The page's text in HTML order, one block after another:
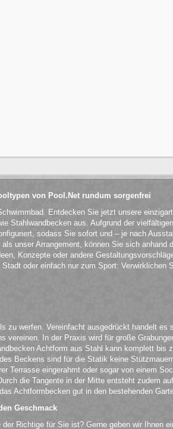
von Pool.Net rundum sorgenfrei
Entdecken Sie jetzt unsere
Stahlwandbecken aus. Aufgrund der
sodass Sie sofort und – je nach
unser Arrangement, können Sie sich
Konzepte oder andere
oder einfach nur zum Sport:
zu werfen. Vereinfacht ausgedrückt handelt
vereinen. In der Praxis wird für große
Achtform aus Stahl kann komplett
Beckens sind für die Statik keine
Terrasse eingerahmt oder sogar von einem
die Tangente in der Mitte entsteht zudem
Achtformbecken gut in den bestehenden
Geschmack
Richtige für Sie ist? Gerne geben wir Ihnen